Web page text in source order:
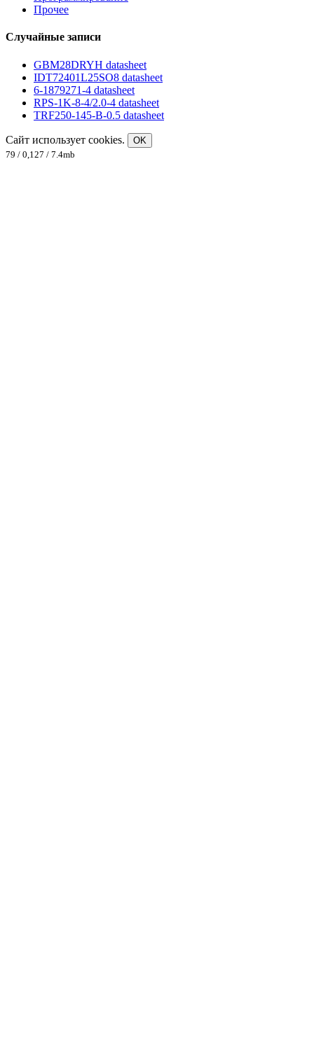
Прочее
Случайные записи
GBM28DRYH datasheet
IDT72401L25SO8 datasheet
6-1879271-4 datasheet
RPS-1K-8-4/2.0-4 datasheet
TRF250-145-B-0.5 datasheet
Сайт использует cookies.
OK
79 / 0,127 / 7.4mb